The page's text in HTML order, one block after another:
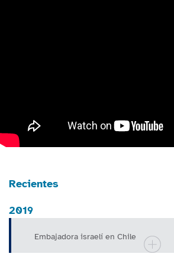
Recientes
2019
Embajadora israelí en Chile